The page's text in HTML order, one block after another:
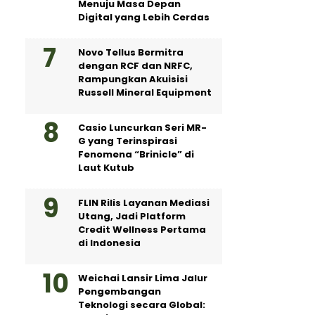
Menuju Masa Depan
Digital yang Lebih Cerdas
Novo Tellus Bermitra
dengan RCF dan NRFC,
Rampungkan Akuisisi
Russell Mineral Equipment
Casio Luncurkan Seri MR-
G yang Terinspirasi
Fenomena “Brinicle” di
Laut Kutub
FLIN Rilis Layanan Mediasi
Utang, Jadi Platform
Credit Wellness Pertama
di Indonesia
Weichai Lansir Lima Jalur
Pengembangan
Teknologi secara Global: